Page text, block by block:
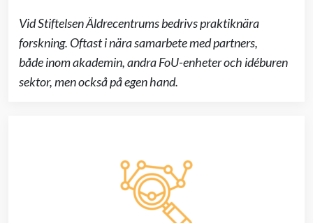
Vid Stiftelsen Äldrecentrums bedrivs praktiknära
forskning. Oftasti nära samarbetemed partners,
bådeinomakademin,andraFoU-enheter och idéburen
sektor,men också på egen hand.